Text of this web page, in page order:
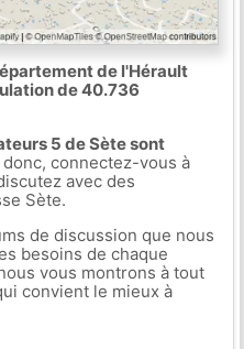
de l'Hérault
de 40.736
5 de Sète sont
connectez-vous à
avec des
Sète.
de discussion que nous
besoins de chaque
vous montrons à tout
convient le mieux à